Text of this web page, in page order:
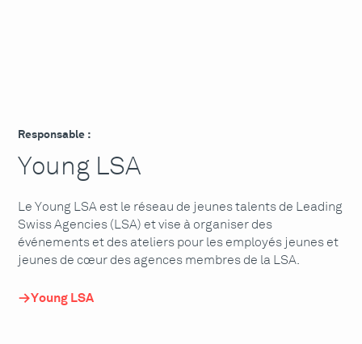
Responsable :
Young LSA
Le Young LSA est le réseau de jeunes talents de Leading
Swiss Agencies (LSA) et vise à organiser des
événements et des ateliers pour les employés jeunes et
jeunes de cœur des agences membres de la LSA.
Young LSA